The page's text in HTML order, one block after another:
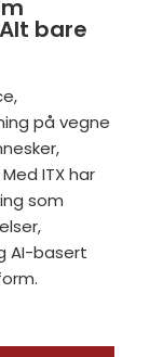
bare
på vegne
ITX har
som
AI-basert